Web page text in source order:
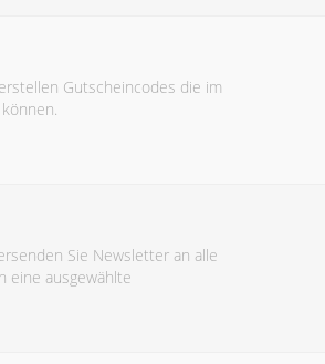
Gutscheincodes die im
Sie Newsletter an alle
eine ausgewählte